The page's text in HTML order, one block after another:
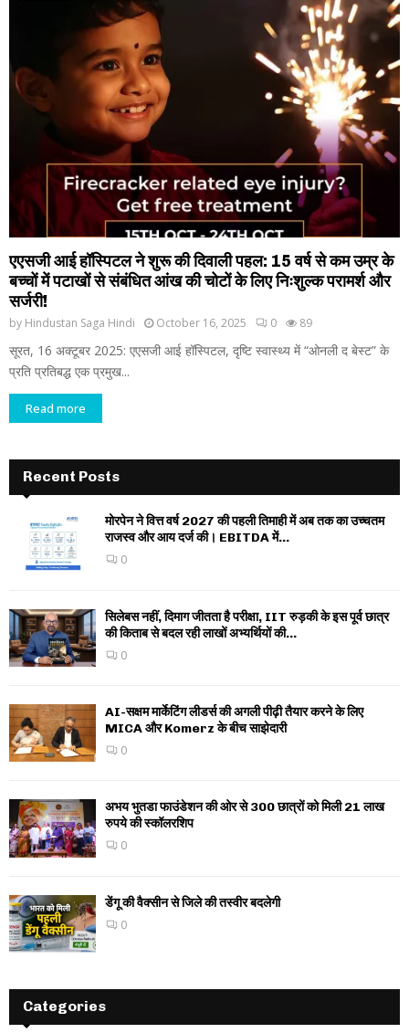
एएसजी आई हॉस्पिटल ने शुरू की दिवाली पहल: 15 वर्ष से कम उम्र के
बच्चों में पटाखों से संबंधित आंख की चोटों के लिए निःशुल्क परामर्श और
सर्जरी!
by Hindustan Saga Hindi October 16, 2025 0 89
सूरत, 16 अक्टूबर 2025: एएसजी आई हॉस्पिटल, दृष्टि स्वास्थ्य में “ओनली द बेस्ट” के
प्रति प्रतिबद्ध एक प्रमुख...
Read more
Recent Posts
मोरपेन ने वित्त वर्ष 2027 की पहली तिमाही में अब तक का उच्चतम
राजस्व और आय दर्ज की। EBITDA में...
0
सिलेबस नहीं, दिमाग जीतता है परीक्षा, IIT रुड़की के इस पूर्व छात्र
की किताब से बदल रही लाखों अभ्यर्थियों की...
0
AI-सक्षम मार्केटिंग लीडर्स की अगली पीढ़ी तैयार करने के लिए
MICA और Komerz के बीच साझेदारी
0
अभय भुतडा फाउंडेशन की ओर से 300 छात्रों को मिली 21 लाख
रुपये की स्कॉलरशिप
0
डेंगू की वैक्सीन से जिले की तस्वीर बदलेगी
0
Categories